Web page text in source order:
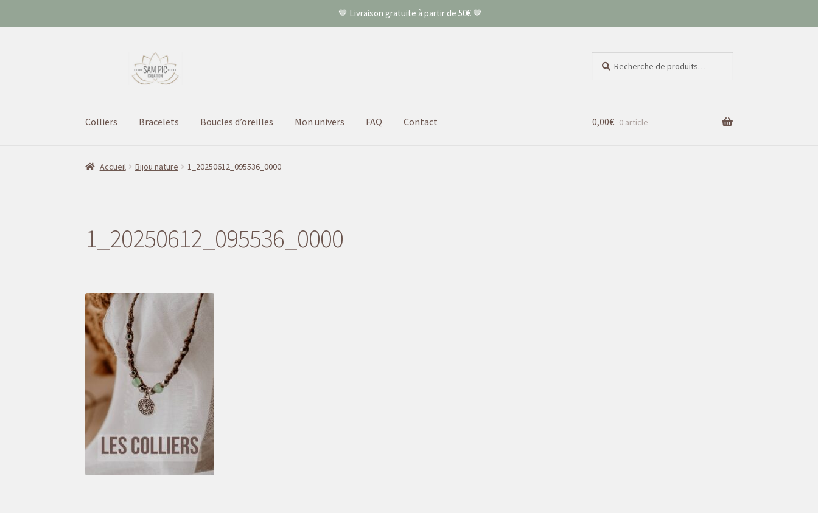
🤎 Livraison gratuite à partir de 50€ 🤎
pour :
Colliers Bracelets Boucles d’oreilles Mon univers FAQ Contact 0,00€ 0 article
Accueil Bijou nature 1_20250612_095536_0000
1_20250612_095536_0000